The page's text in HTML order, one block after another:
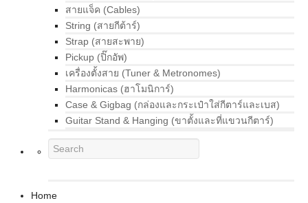
สายแจ็ค (Cables)
String (สายกีต้าร์)
Strap (สายสะพาย)
Pickup (ปิ๊กอัพ)
เครื่องตั้งสาย (Tuner & Metronomes)
Harmonicas (ฮาโมนิการ์)
Case & Gigbag (กล่องและกระเป๋าใส่กีตาร์และเบส)
Guitar Stand & Hanging (ขาตั้งและที่แขวนกีตาร์)
Home